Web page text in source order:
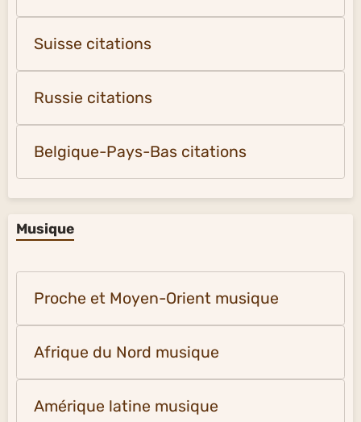
Suisse citations
Russie citations
Belgique-Pays-Bas citations
Musique
Proche et Moyen-Orient musique
Afrique du Nord musique
Amérique latine musique